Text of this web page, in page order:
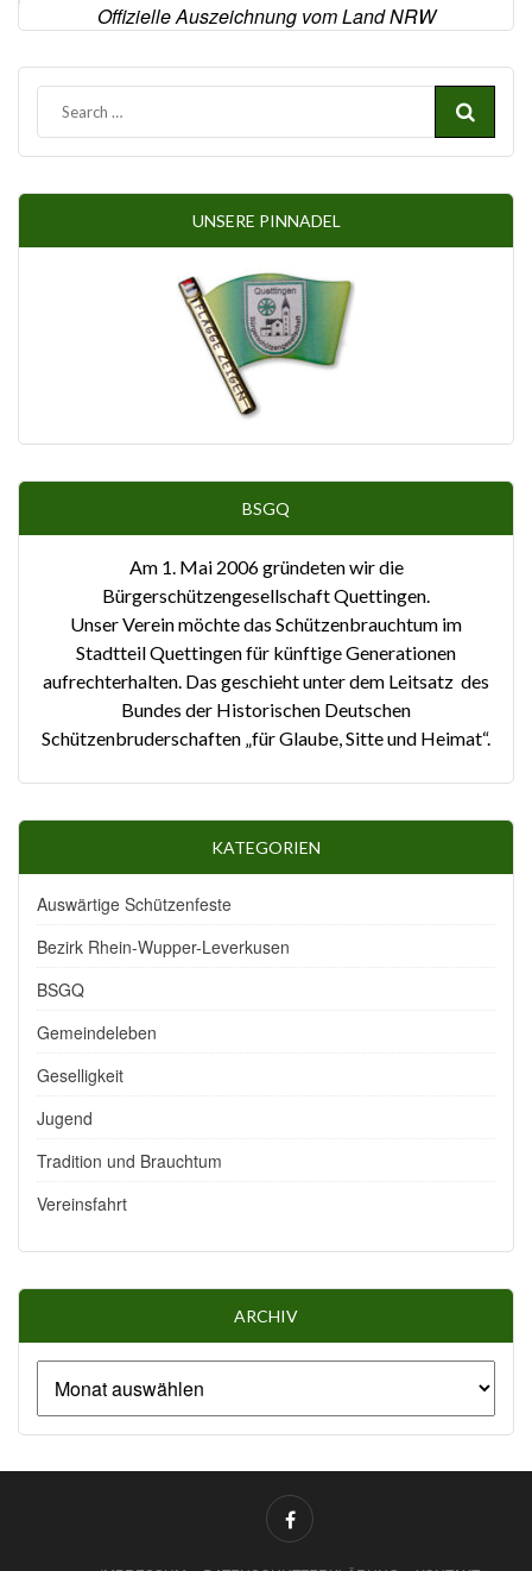
Offizielle Auszeichnung vom Land NRW
UNSERE PINNADEL
BSGQ
Am 1. Mai 2006 gründeten wir die
Bürgerschützengesellschaft Quettingen.
Unser Verein möchte das Schützenbrauchtum im
Stadtteil Quettingen für künftige Generationen
aufrechterhalten. Das geschieht unter dem Leitsatz des
Bundes der Historischen Deutschen
Schützenbruderschaften „für Glaube, Sitte und Heimat“.
KATEGORIEN
Auswärtige Schützenfeste
Bezirk Rhein-Wupper-Leverkusen
BSGQ
Gemeindeleben
Geselligkeit
Jugend
Tradition und Brauchtum
Vereinsfahrt
ARCHIV